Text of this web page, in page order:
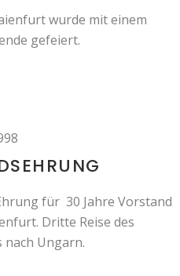
wurde mit einem
gefeiert.
für 30 Jahre Vorstand
Dritte Reise des
Ungarn.